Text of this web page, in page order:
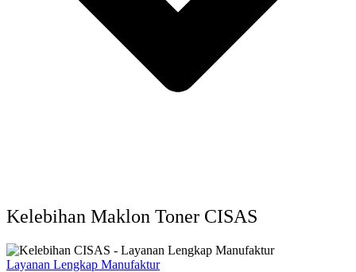
Kelebihan Maklon Toner CISAS
Layanan Lengkap Manufaktur